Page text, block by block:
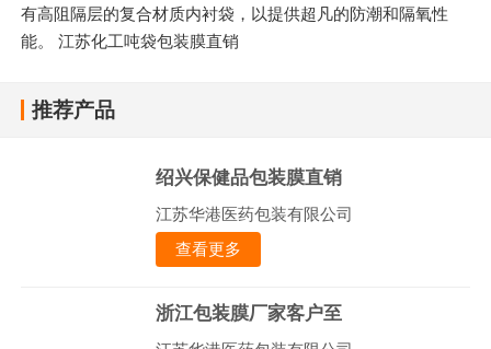
有高阻隔层的复合材质内衬袋，以提供超凡的防潮和隔氧性
能。 江苏化工吨袋包装膜直销
推荐产品
绍兴保健品包装膜直销
江苏华港医药包装有限公司
查看更多
浙江包装膜厂家客户至